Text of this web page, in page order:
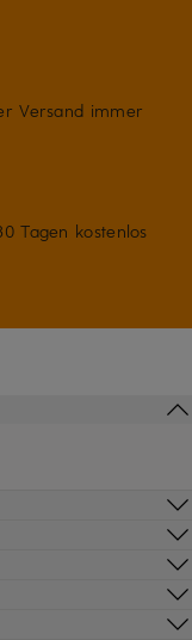
Versand immer
Tagen kostenlos